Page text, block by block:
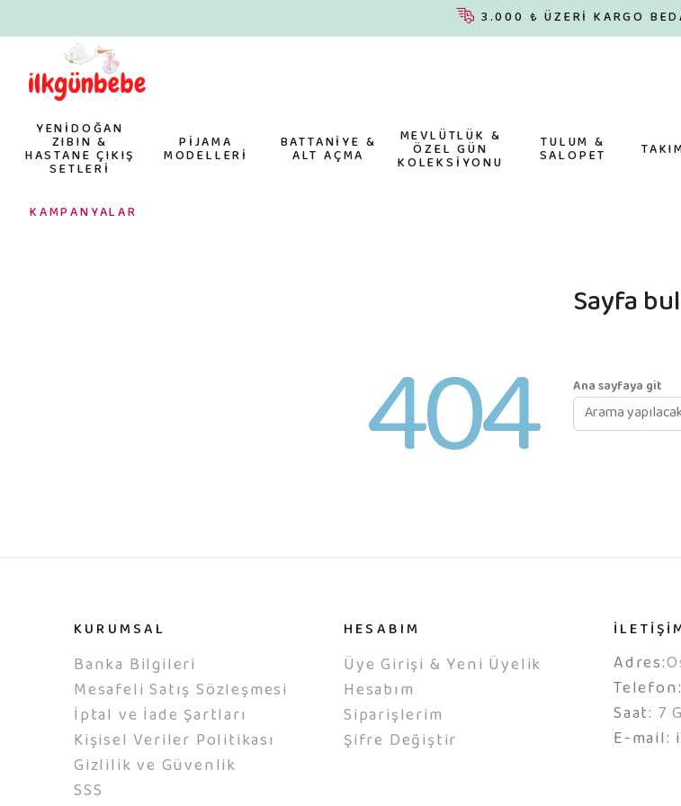
3.000 ₺ ÜZERİ KARGO
YENİDOĞAN
ZIBIN &
HASTANE ÇIKIŞ
SETLERİ
PİJAMA
MODELLERİ
BATTANİYE &
ALT AÇMA
MEVLÜTLÜK &
ÖZEL GÜN
KOLEKSİYONU
TULUM &
SALOPET
KAMPANYALAR
404
Sayfa
Ana sayfaya git
KURUMSAL
Banka Bilgileri
Mesafeli Satış Sözleşmesi
İptal ve İade Şartları
Kişisel Veriler Politikası
Gizlilik ve Güvenlik
SSS
HESABIM
Üye Girişi & Yeni Üyelik
Hesabım
Siparişlerim
Şifre Değiştir
Adres:
Telefon:
Saat: 7
E-mail: